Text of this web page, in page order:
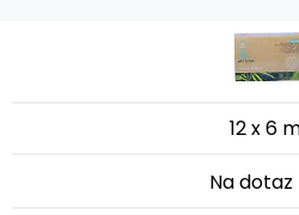
12 x 6
Na dotaz